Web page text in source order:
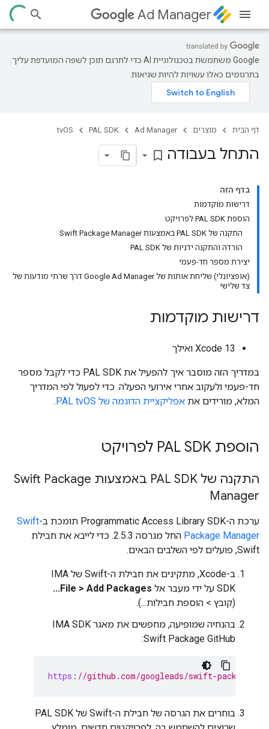
Ad Manager
‫Google משתמשת בטכנולוגיית AI כדי לתרגם תוכן לשפה המועדפת עליך.
בתרגומים כאלו עשויות להיות שגיאות.
דף הבית מוצרים Ad Manager
PAL SDK
tvOS
התחל בעבודה bookmark_border
בדף הזה
דרישות מוקדמות
הוספת PAL SDK לפרויקט
התקנה של PAL SDK באמצעות Swift Package Manager
הורדה והתקנה ידניות של PAL SDK
יצירת מספר חד-פעמי
(אופציונלי) שליחת אותות של Google Ad Manager דרך שרתי מודעות של
צד שלישי
דרישות מוקדמות
‫Xcode 13 ואילך
במדריך הזה מוסבר איך להפעיל את PAL SDK כדי לקבל מספר
חד-פעמי ולעקוב אחרי אירועי הפעלה. כדי לפעול לפי המדריך
המלא, מורידים את אפליקציית הדוגמה של PAL tvOS .
הוספת PAL SDK לפרויקט
התקנה של PAL SDK באמצעות Swift Package
Manager
ערכת ה-SDK‏ Programmatic Access Library תומכת ב-
Swift
Package Manager
החל מגרסה 2.5.3. כדי לייבא את חבילת
Swift, פועלים לפי השלבים הבאים.
ב-Xcode, מתקינים את חבילת ה-Swift של IMA
SDK על ידי מעבר אל
File > Add Packages...
(קובץ > הוספת חבילות...).
בהנחיה שמופיעה, מחפשים את מאגר IMA SDK
Swift Package GitHub:
https : //github.com/googleads/swift-package-
בוחרים את הגרסה של חבילת ה-Swift של PAL SDK